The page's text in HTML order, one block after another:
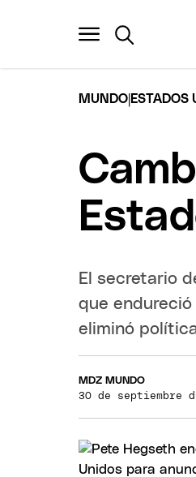
MUNDO ESTADOS
El secretario
que
eliminó
MDZ MUNDO
30 de septiembre